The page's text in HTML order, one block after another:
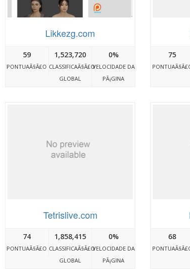
Likkezg.com
59
PONTUAÃ§Ã£O
1,523,720
CLASSIFICAÃ§Ã£O
GLOBAL
0%
VELOCIDADE DA
PÃ¡GINA
75
Tetrislive.com
74
PONTUAÃ§Ã£O
1,858,415
CLASSIFICAÃ§Ã£O
GLOBAL
0%
VELOCIDADE DA
PÃ¡GINA
68